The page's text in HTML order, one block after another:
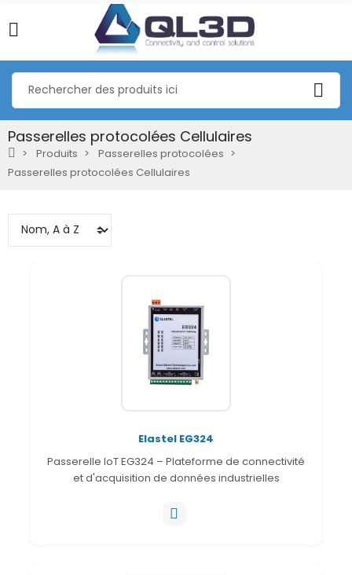
Passerelles protocolées Cellulaires
Produits
Passerelles protocolées
Passerelles protocolées Cellulaires
Elastel EG324
Passerelle IoT EG324 – Plateforme de connectivité
et d'acquisition de données industrielles